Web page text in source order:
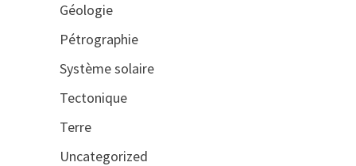
Géologie
Pétrographie
Système solaire
Tectonique
Terre
Uncategorized